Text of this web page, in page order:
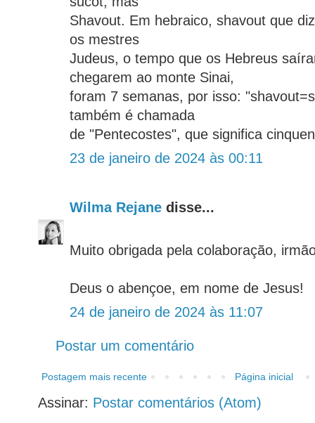
Shavout. Em hebraico, shavout que
os mestres
Judeus, o tempo que os Hebreus
chegarem ao monte Sinai,
foram 7 semanas, por isso:
também é chamada
de "Pentecostes", que significa
23 de janeiro de 2024 às 00:11
Wilma Rejane disse...
Muito obrigada pela colaboração,
Deus o abençoe, em nome de Jesus!
24 de janeiro de 2024 às 11:07
Postar um comentário
Postagem mais recente Página inicial
Assinar: Postar comentários (Atom)